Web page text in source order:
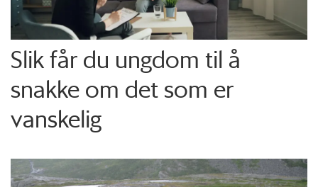
Slik får du ungdom til å
snakke om det som er
vanskelig